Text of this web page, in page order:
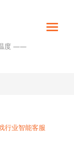
度 ——
行业智能客服